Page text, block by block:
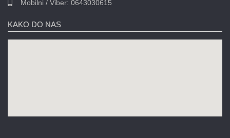
Mobilni / Viber: 0643030615
KAKO DO NAS